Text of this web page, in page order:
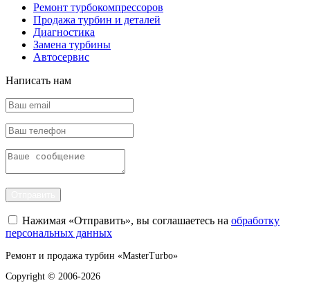
Ремонт турбокомпрессоров
Продажа турбин и деталей
Диагностика
Замена турбины
Автосервис
Написать нам
Нажимая «Отправить», вы соглашаетесь на обработку
персональных данных
Ремонт и продажа турбин «MasterTurbo»
Copyright © 2006-2026